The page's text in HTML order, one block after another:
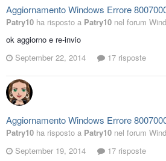
Aggiornamento Windows Errore
Patry10 ha risposto a Patry10 nel forum
ok aggiorno e re-invio
September 22, 2014
17 risposte
Aggiornamento Windows Errore
Patry10 ha risposto a Patry10 nel forum
September 19, 2014
17 risposte